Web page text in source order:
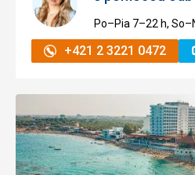
Po–Pia 7–⁠⁠⁠⁠⁠⁠22 h,
+421 2 3221 0472